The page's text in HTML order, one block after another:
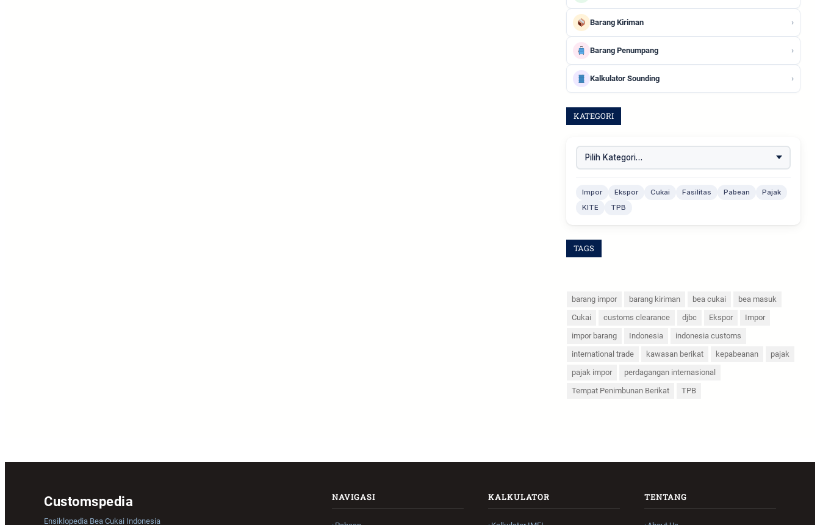
Barang Kiriman ›
Barang Penumpang ›
Kalkulator Sounding ›
KATEGORI
Impor Ekspor Cukai Fasilitas Pabean
Pajak
KITE
TPB
TAGS
barang impor barang kiriman bea cukai
bea masuk
Cukai
customs clearance djbc Ekspor
Impor
impor barang
Indonesia
indonesia customs
international trade
kawasan berikat kepabeanan
pajak
pajak impor
perdagangan internasional
Tempat Penimbunan Berikat
TPB
Customspedia
Ensiklopedia Bea Cukai Indonesia
NAVIGASI KALKULATOR TENTANG